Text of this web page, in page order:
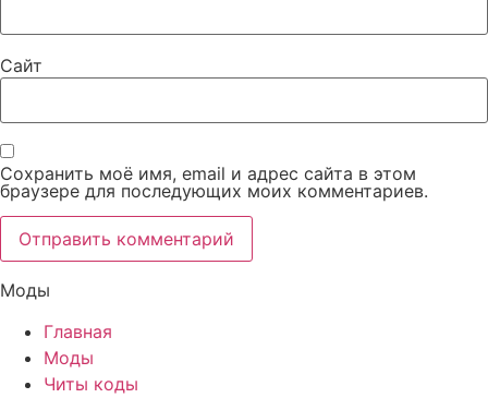
Сайт
Сохранить моё имя, email и адрес сайта в этом
браузере для последующих моих комментариев.
Моды
Главная
Моды
Читы коды